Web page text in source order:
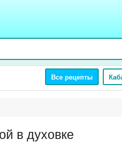
Все рецепты
в духовке